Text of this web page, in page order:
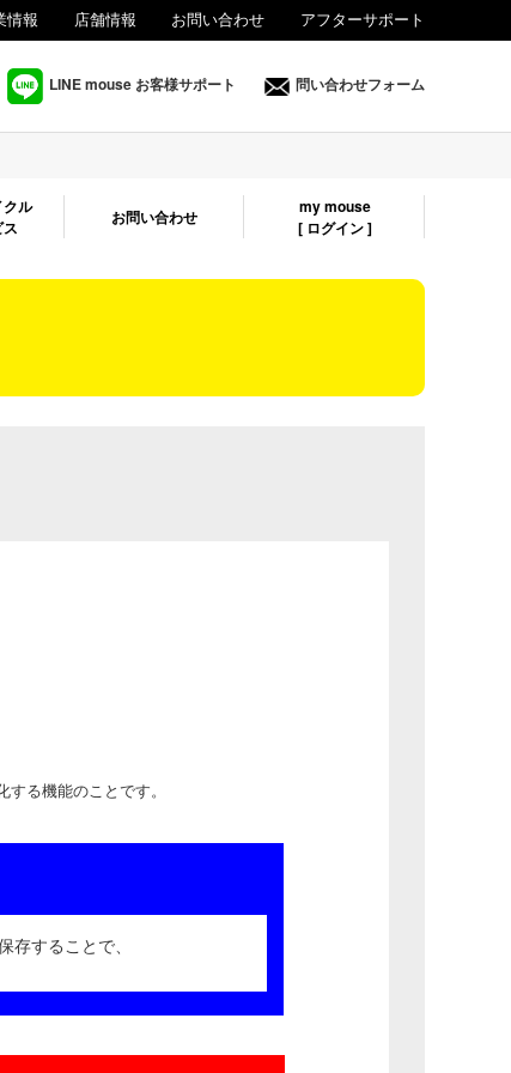
情報 店舗情報 お問い合わせ
アフターサポート
法人様向け
LINE mouse お客様サポート 問い合わせフォーム
クル
お問い合わせ
my mouse
[ ログイン ]
る機能のことです。
することで、